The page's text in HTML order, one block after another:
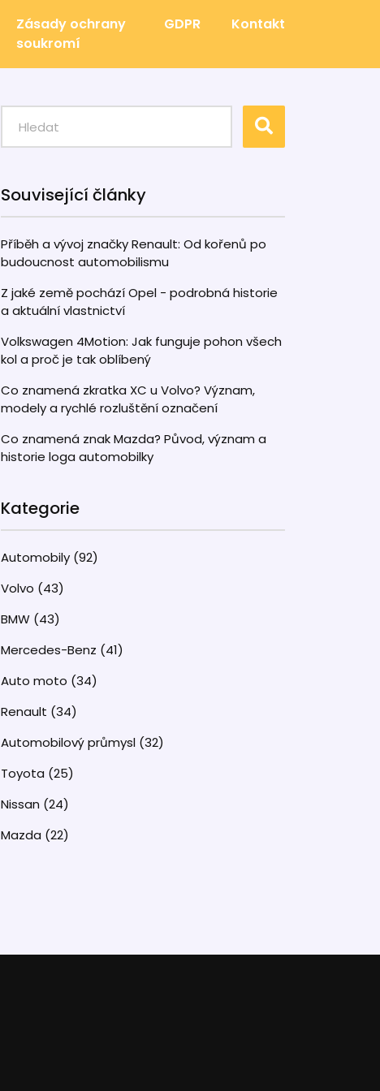
Zásady ochrany
soukromí
GDPR Kontakt
Související články
Příběh a vývoj značky Renault: Od kořenů po
budoucnost automobilismu
Z jaké země pochází Opel - podrobná historie
a aktuální vlastnictví
Volkswagen 4Motion: Jak funguje pohon všech
kol a proč je tak oblíbený
Co znamená zkratka XC u Volvo? Význam,
modely a rychlé rozluštění označení
Co znamená znak Mazda? Původ, význam a
historie loga automobilky
Kategorie
Automobily (92)
Volvo (43)
BMW (43)
Mercedes-Benz (41)
Auto moto (34)
Renault (34)
Automobilový průmysl (32)
Toyota (25)
Nissan (24)
Mazda (22)